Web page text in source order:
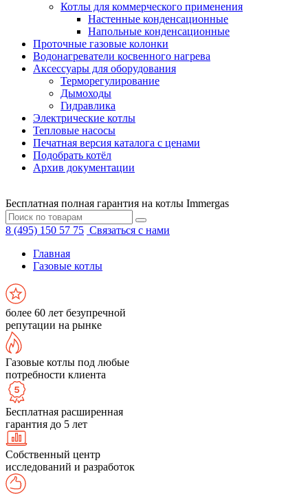
Котлы для коммерческого применения
Настенные конденсационные
Напольные конденсационные
Проточные газовые колонки
Водонагреватели косвенного нагрева
Аксессуары для оборудования
Терморегулирование
Дымоходы
Гидравлика
Электрические котлы
Тепловые насосы
Печатная версия каталога с ценами
Подобрать котёл
Архив документации
Бесплатная полная гарантия на котлы Immergas
8 (495) 150 57 75 Связаться с нами
Главная
Газовые котлы
более 60 лет безупречной
репутации на рынке
Газовые котлы под любые
потребности клиента
Бесплатная расширенная
гарантия до 5 лет
Собственный центр
исследований и разработок